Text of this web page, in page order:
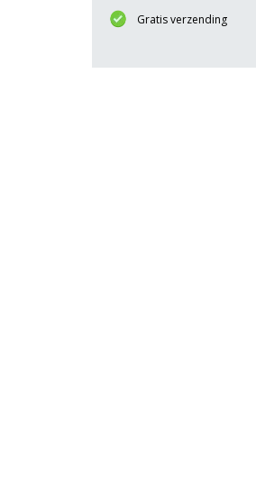
Gratis verzending